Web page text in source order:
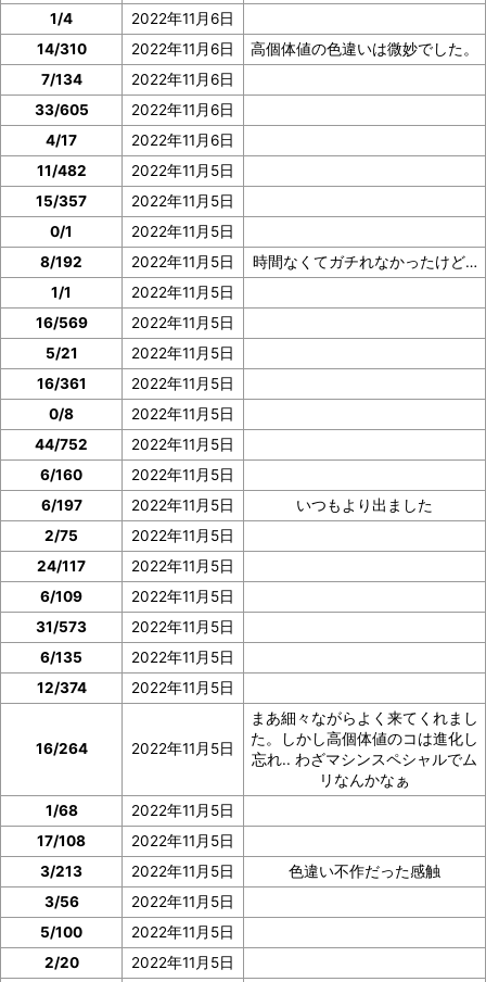
1/4
2022年11月6日
14/310
2022年11月6日
高個体値の色違いは微妙でした。
7/134
2022年11月6日
33/605
2022年11月6日
4/17
2022年11月6日
11/482
2022年11月5日
15/357
2022年11月5日
0/1
2022年11月5日
8/192
2022年11月5日
時間なくてガチれなかったけど…
1/1
2022年11月5日
16/569
2022年11月5日
5/21
2022年11月5日
16/361
2022年11月5日
0/8
2022年11月5日
44/752
2022年11月5日
6/160
2022年11月5日
6/197
2022年11月5日
いつもより出ました
2/75
2022年11月5日
24/117
2022年11月5日
6/109
2022年11月5日
31/573
2022年11月5日
6/135
2022年11月5日
12/374
2022年11月5日
16/264 2022年11月5日
まあ細々ながらよく来てくれまし
た。しかし高個体値のコは進化し
忘れ.. わざマシンスペシャルでム
リなんかなぁ
1/68
2022年11月5日
17/108
2022年11月5日
3/213
2022年11月5日
色違い不作だった感触
3/56
2022年11月5日
5/100
2022年11月5日
2/20
2022年11月5日